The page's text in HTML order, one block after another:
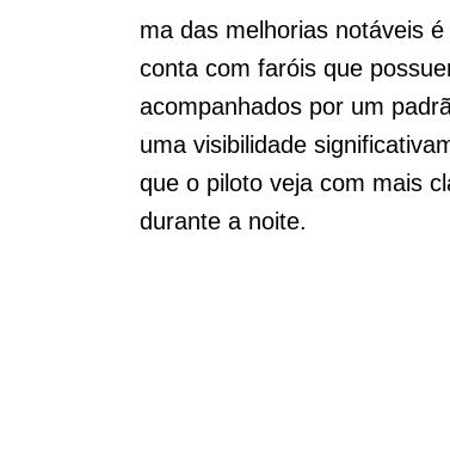
ma das melhorias notáveis
conta com faróis que
acompanhados por um
uma visibilidade
que o piloto veja com mais
durante a noite.